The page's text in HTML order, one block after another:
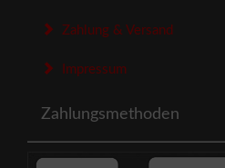
Zahlung & Versand
Impressum
Zahlungsmethoden